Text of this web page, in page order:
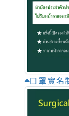
口罩實名